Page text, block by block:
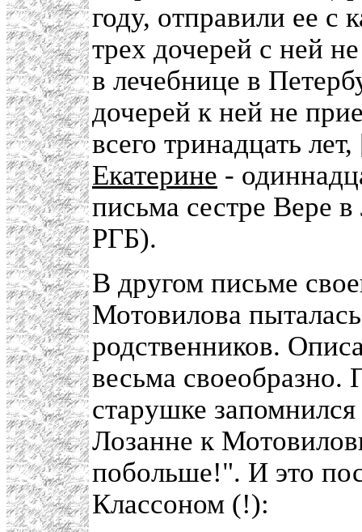
году, отправили ее с
трех дочерей с ней
в лечебнице в
дочерей к ней не
всего тринадцать лет,
Екатерине -
письма сестре Вере
РГБ).
В другом письме
Мотовилова
родственников.
весьма своеобразно.
старушке
Лозанне к
побольше!". И это
Классоном (!):